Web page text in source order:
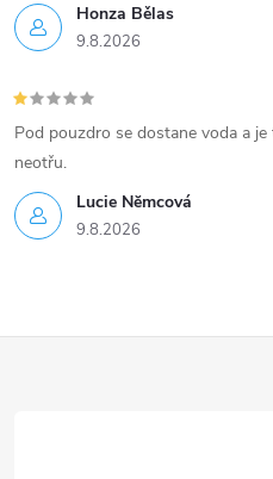
Honza Bělas
9.8.2026
Lucie Nĕmcová
9.8.2026
Pod pouzdro se dostane voda a
neotřu.